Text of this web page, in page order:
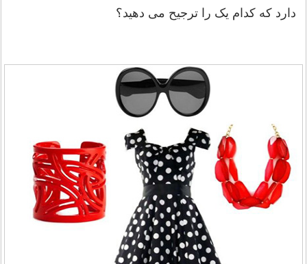
دارد که کدام یک را ترجیح می دهید؟